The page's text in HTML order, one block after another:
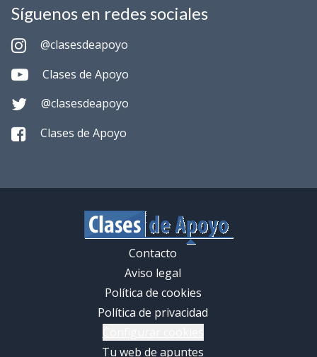
Síguenos en redes sociales
@clasesdeapoyo
Clases de Apoyo
@clasesdeapoyo
Clases de Apoyo
Contacto
Aviso legal
Política de cookies
Política de privacidad
Tu web de apuntes